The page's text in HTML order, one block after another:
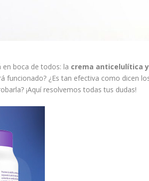
boca de todos: la crema anticelulítica y
funcionado? ¿Es tan efectiva como dicen
¡Aquí resolvemos todas tus dudas!